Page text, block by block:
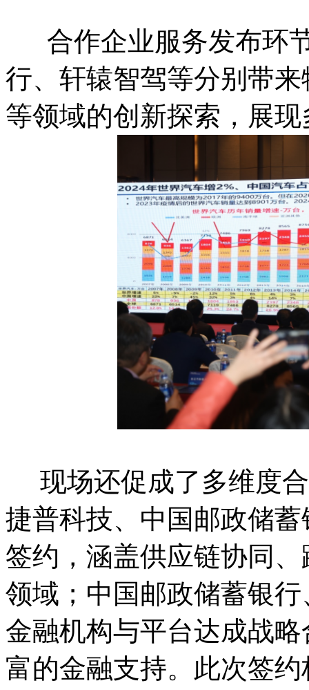
合作企业服务发布环
行、轩辕智驾等分别带
等领域的创新探索，展
现场还促成了多维度
捷普科技、中国邮政储
签约，涵盖供应链协同
领域；中国邮政储蓄银
金融机构与平台达成战
富的金融支持。此次签